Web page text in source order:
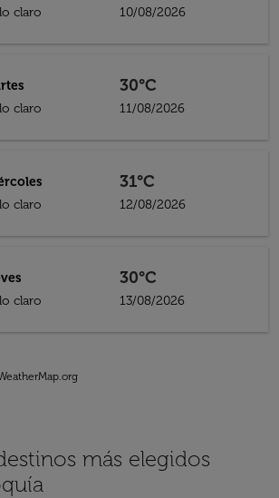
claro
10/08/2026
claro
30°C
11/08/2026
claro
31°C
12/08/2026
claro
30°C
13/08/2026
más elegidos